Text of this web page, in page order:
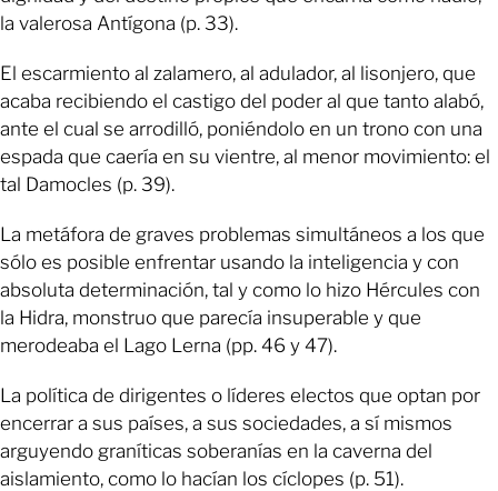
la valerosa Antígona (p. 33).
El escarmiento al zalamero, al adulador, al lisonjero, que
acaba recibiendo el castigo del poder al que tanto alabó,
ante el cual se arrodilló, poniéndolo en un trono con una
espada que caería en su vientre, al menor movimiento: el
tal Damocles (p. 39).
La metáfora de graves problemas simultáneos a los que
sólo es posible enfrentar usando la inteligencia y con
absoluta determinación, tal y como lo hizo Hércules con
la Hidra, monstruo que parecía insuperable y que
merodeaba el Lago Lerna (pp. 46 y 47).
La política de dirigentes o líderes electos que optan por
encerrar a sus países, a sus sociedades, a sí mismos
arguyendo graníticas soberanías en la caverna del
aislamiento, como lo hacían los cíclopes (p. 51).